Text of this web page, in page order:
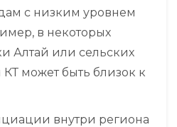
с низким уровнем
в некоторых
Алтай или сельских
может быть близок к
внутри региона